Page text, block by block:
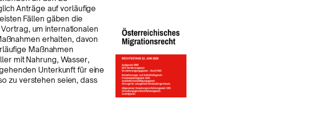
Anträge auf vorläufige
Fällen gäben die
um internationalen
erhalten, davon
Maßnahmen
mit Nahrung, Wasser,
Unterkunft für eine
zu verstehen seien, dass